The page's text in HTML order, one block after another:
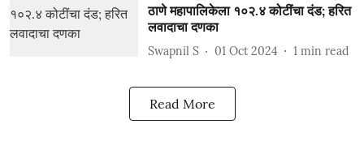
ठाणे महापालिकेला १०२.४ कोटींचा दंड; हरित
लवादाचा दणका
Swapnil S 01 Oct 2024 1 min read
Read More